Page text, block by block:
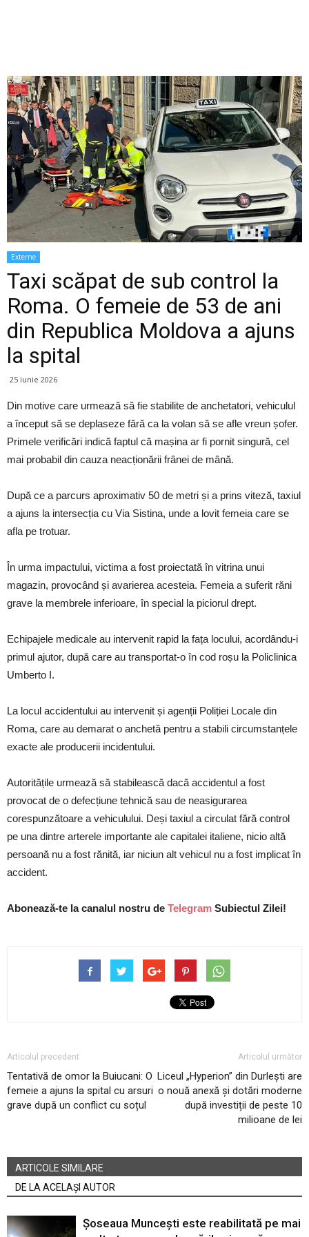
Externe
Taxi scăpat de sub control la
Roma. O femeie de 53 de ani
din Republica Moldova a ajuns
la spital
25 iunie 2026
Din motive care urmează să fie stabilite de anchetatori, vehiculul
a început să se deplaseze fără ca la volan să se afle vreun șofer.
Primele verificări indică faptul că mașina ar fi pornit singură, cel
mai probabil din cauza neacționării frânei de mână.
După ce a parcurs aproximativ 50 de metri și a prins viteză, taxiul
a ajuns la intersecția cu Via Sistina, unde a lovit femeia care se
afla pe trotuar.
În urma impactului, victima a fost proiectată în vitrina unui
magazin, provocând și avarierea acesteia. Femeia a suferit răni
grave la membrele inferioare, în special la piciorul drept.
Echipajele medicale au intervenit rapid la fața locului, acordându-i
primul ajutor, după care au transportat-o în cod roșu la Policlinica
Umberto I.
La locul accidentului au intervenit și agenții Poliției Locale din
Roma, care au demarat o anchetă pentru a stabili circumstanțele
exacte ale producerii incidentului.
Autoritățile urmează să stabilească dacă accidentul a fost
provocat de o defecțiune tehnică sau de neasigurarea
corespunzătoare a vehiculului. Deși taxiul a circulat fără control
pe una dintre arterele importante ale capitalei italiene, nicio altă
persoană nu a fost rănită, iar niciun alt vehicul nu a fost implicat în
accident.
Abonează-te la canalul nostru de Telegram Subiectul Zilei!
Articolul precedent
Tentativă de omor la Buiucani: O
femeie a ajuns la spital cu arsuri
grave după un conflict cu soțul
Articolul următor
Liceul „Hyperion” din Durlești are
o nouă anexă și dotări moderne
după investiții de peste 10
milioane de lei
ARTICOLE SIMILARE
DE LA ACELAȘI AUTOR
Șoseaua Muncești este reabilitată pe mai